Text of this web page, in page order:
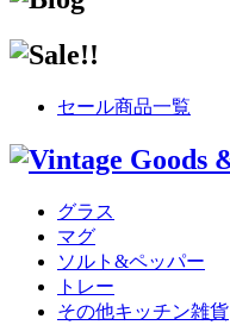
セール商品一覧
グラス
マグ
ソルト&ペッパー
トレー
その他キッチン雑貨